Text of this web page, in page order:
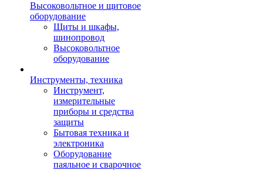
Высоковольтное и щитовое
оборудование
Щиты и шкафы,
шинопровод
Высоковольтное
оборудование
Инструменты, техника
Инструмент,
измерительные
приборы и средства
защиты
Бытовая техника и
электроника
Оборудование
паяльное и сварочное